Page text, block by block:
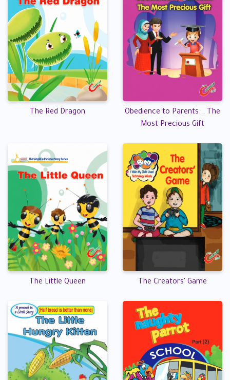
Obedience to Parents... The
Most Precious Gift
The Red Dragon
The Creators' Game
The Little Queen